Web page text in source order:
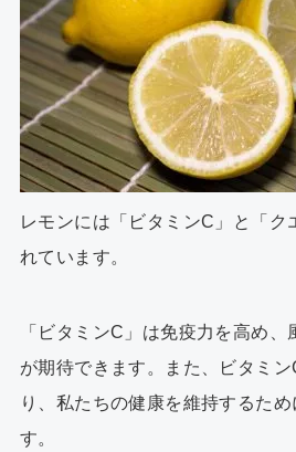
レモンには「ビタミンC」と「ク
れています。
「ビタミンC」は免疫力を高め、
が期待できます。また、ビタミ
り、私たちの健康を維持するた
す。